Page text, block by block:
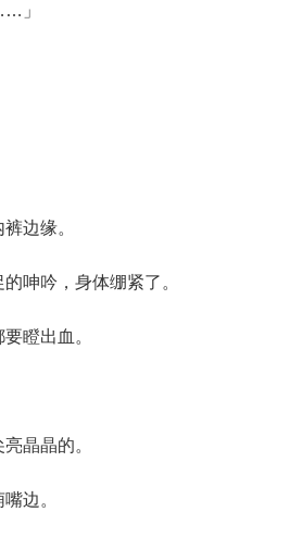
」
边缘。
吟，身体绷紧了。
瞪出血。
晶晶的。
边。